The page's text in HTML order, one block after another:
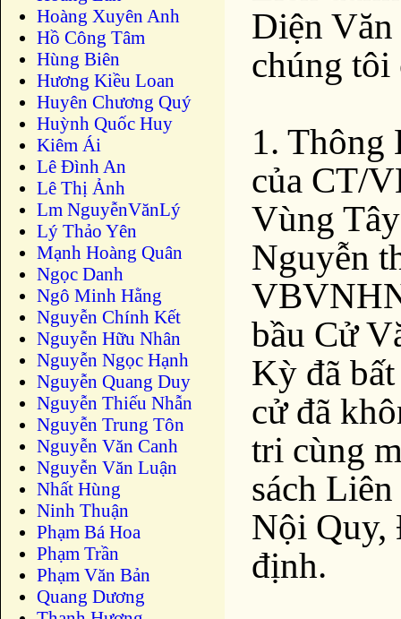
Hoàng Xuyên Anh
Hồ Công Tâm
Hùng Biên
Hương Kiều Loan
Huyên Chương Quý
Huỳnh Quốc Huy
Kiêm Ái
Lê Đình An
Lê Thị Ảnh
Lm NguyễnVănLý
Lý Thảo Yên
Mạnh Hoàng Quân
Ngọc Danh
Ngô Minh Hằng
Nguyễn Chính Kết
Nguyễn Hữu Nhân
Nguyễn Ngọc Hạnh
Nguyễn Quang Duy
Nguyễn Thiếu Nhẫn
Nguyễn Trung Tôn
Nguyễn Văn Canh
Nguyễn Văn Luận
Nhất Hùng
Ninh Thuận
Phạm Bá Hoa
Phạm Trần
Phạm Văn Bản
Quang Dương
Diện
chúng tôi
1. Thông
của CT/
Vùng
Nguyễn
bầu Cử
Kỳ đã
cử đã
tri cùng
sách
Nội
định.